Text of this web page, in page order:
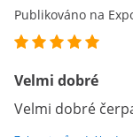
Publikováno na
Velmi dobré
Velmi dobré